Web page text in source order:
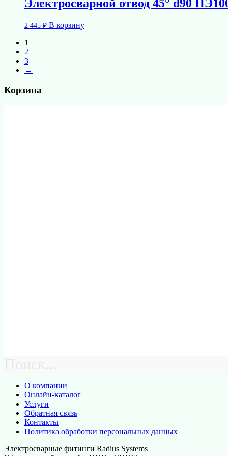
Электросварной отвод 45° d90
2 445 ₽ В корзину
1
2
3
→
Корзина
О компании
Онлайн-каталог
Услуги
Обратная связь
Контакты
Политика обработки персональных данных
Электросварные фитинги Radius Systems